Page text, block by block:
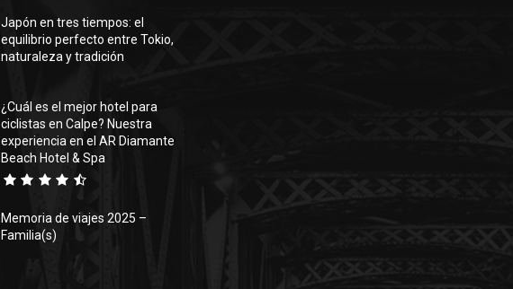
Japón en tres tiempos: el
equilibrio perfecto entre Tokio,
naturaleza y tradición
¿Cuál es el mejor hotel para
ciclistas en Calpe? Nuestra
experiencia en el AR Diamante
Beach Hotel & Spa
Memoria de viajes 2025 –
Familia(s)